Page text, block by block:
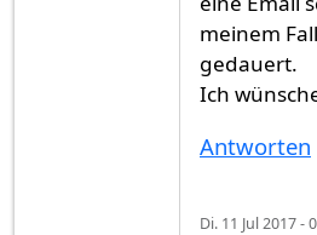
meinem
gedauert.
Ich
Antworten
Di. 11 Jul 2017 -